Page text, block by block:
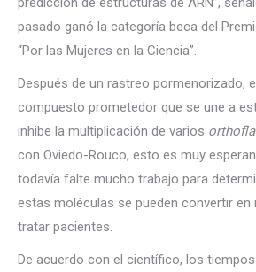
pasado ganó la categoría beca del
“Por las Mujeres en la Ciencia”.
Después de un rastreo pormenorizado,
compuesto prometedor que se une a
inhibe la multiplicación de varios
con Oviedo-Rouco, esto es muy
todavía falte mucho trabajo para
estas moléculas se pueden convertir
tratar pacientes.
De acuerdo con el científico, los